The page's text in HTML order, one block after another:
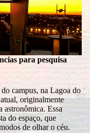
para pesquisa
campus, na Lagoa do
originalmente
astronômica. Essa
do espaço, que
de olhar o céu.